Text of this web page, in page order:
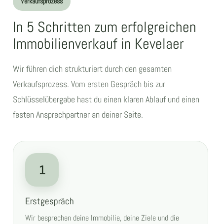
In 5 Schritten zum erfolgreichen
Immobilienverkauf in Kevelaer
Wir führen dich strukturiert durch den gesamten
Verkaufsprozess. Vom ersten Gespräch bis zur
Schlüsselübergabe hast du einen klaren Ablauf und einen
festen Ansprechpartner an deiner Seite.
1
Erstgespräch
Wir besprechen deine Immobilie, deine Ziele und die